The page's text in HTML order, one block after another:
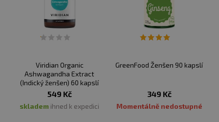
Viridian Organic
Ashwagandha Extract
(Indický ženšen) 60 kapslí
549 Kč
skladem ihned k expedici
GreenFood Ženšen 90 kapslí
349 Kč
Momentálně nedostupné